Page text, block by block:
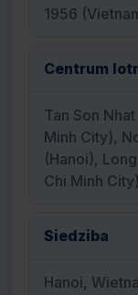
1956
Centrum
Tan Son
Minh City),
(Hanoi),
Chi Minh City)
Siedziba
Hanoi,